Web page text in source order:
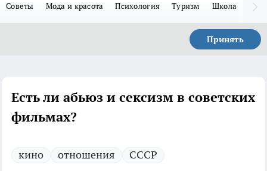
Советы Мода и красота Психология Туризм Школа
Принять
Есть ли абьюз и сексизм в советских
фильмах?
кино отношения СССР